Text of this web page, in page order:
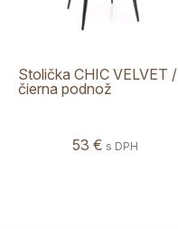
Stolička CHIC VELVET /
čierna podnož
53 € s DPH